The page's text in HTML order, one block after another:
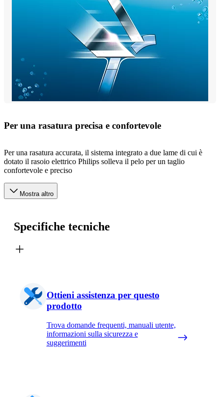
Per una rasatura precisa e confortevole
Per una rasatura accurata, il sistema integrato a due lame di cui è
dotato il rasoio elettrico Philips solleva il pelo per un taglio
confortevole e preciso
Mostra altro
Specifiche tecniche
Ottieni assistenza per questo
prodotto
Trova domande frequenti, manuali utente,
informazioni sulla sicurezza e
suggerimenti